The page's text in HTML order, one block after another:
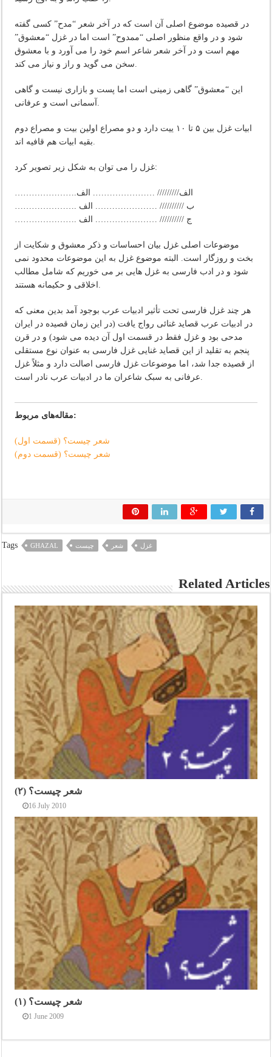
در قصیده موضوع اصلی آن است که در آخر شعر “مدح” کسی گفته
شود و در واقع منظور اصلی “ممدوح” است اما در غزل “معشوق”
مهم است و در آخر شعر شاعر اسم خود را می آورد و با معشوق
سخن می گوید و راز و نیاز می کند.
این “معشوق” گاهی زمینی است اما پست و بازاری نیست و گاهی
آسمانی است و عرفانی.
ابیات غزل بین ۵ تا ۱۰ ییت دارد و دو مصراع اولین بیت و مصراع دوم
بقیه ابیات هم قافیه اند.
غزل را می توان به شکل زیر تصویر کرد:
………………….الف///////// …………………. الف
…………………. ب ////////// …………………. الف
…………………. ج ////////// …………………. الف
موضوعات اصلی غزل بیان احساسات و ذکر معشوق و شکایت از
بخت و روزگار است. البته موضوع غزل به این موضوعات محدود نمی
شود و در ادب فارسی به غزل هایی بر می خوریم که شامل مطالب
اخلاقی و حکیمانه هستند.
هر چند غزل فارسی تحت تأثیر ادبیات عرب بوجود آمد بدین معنی که
در ادبیات عرب قصاید غنائی رواج یافت (در این زمان قصیده در ایران
مدحی بود و غزل فقط در قسمت اول آن دیده می شود) و در قرن
پنجم به تقلید از این قصاید غنایی غزل فارسی به عنوان نوع مستقلی
از قصیده جدا شد، اما موضوعات غزل فارسی اصالت دارد و مثلاً غزل
عرفانی به سبک شاعران ما در ادبیات عرب نادر است.
مقاله‌های مربوط:
شعر چیست؟ (قسمت اول)
شعر چیست؟ (قسمت دوم)
Tags GHAZAL چیست شعر غزل
Related Articles
شعر چیست؟ (۲)
16 July 2010
شعر چیست؟ (۱)
1 June 2009